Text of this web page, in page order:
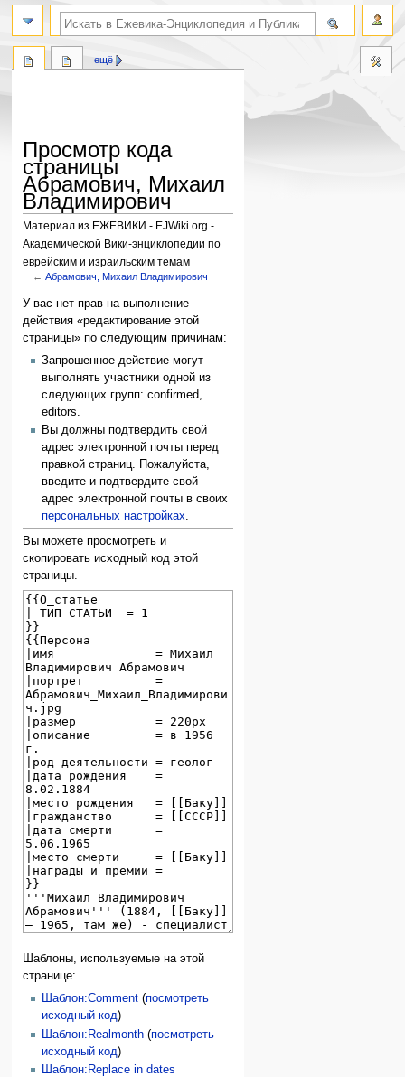
Просмотр кода
страницы
Абрамович, Михаил
Владимирович
Материал из ЕЖЕВИКИ - EJWiki.org -
Академической Вики-энциклопедии по
еврейским и израильским темам
←Абрамович, Михаил Владимирович
Перейти
к
навигации
Перейти
к
поиску
У вас нет прав на выполнение
действия «редактирование этой
страницы» по следующим причинам:
Запрошенное действие могут
выполнять участники одной из
следующих групп: confirmed,
editors.
Вы должны подтвердить свой
адрес электронной почты перед
правкой страниц. Пожалуйста,
введите и подтвердите свой
адрес электронной почты в своих
персональных настройках.
Вы можете просмотреть и
скопировать исходный код этой
страницы.
Шаблоны, используемые на этой
странице:
Шаблон:Comment(посмотреть
исходный код)
Шаблон:Realmonth(посмотреть
исходный код)
Шаблон:Replace in dates
ещё
поиск по словам